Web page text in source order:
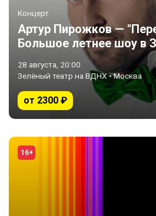
Концерт
Артур Пирожков —
Большое летнее шоу в
28 августа, 20:00
Зелёный театр на ВДНХ • Москва
от 2300 ₽
16+